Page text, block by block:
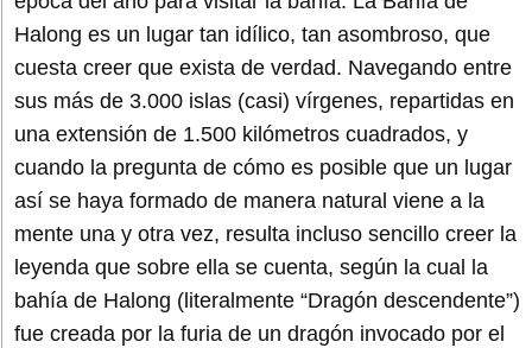
Halong es un lugar tan idílico, tan asombroso, que
cuesta creer que exista de verdad. Navegando entre
sus más de 3.000 islas (casi) vírgenes, repartidas en
una extensión de 1.500 kilómetros cuadrados, y
cuando la pregunta de cómo es posible que un lugar
así se haya formado de manera natural viene a la
mente una y otra vez, resulta incluso sencillo creer la
leyenda que sobre ella se cuenta, según la cual la
bahía de Halong (literalmente “Dragón descendente”)
fue creada por la furia de un dragón invocado por el